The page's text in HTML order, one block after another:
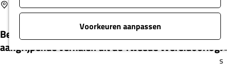
Voorkeuren aanpassen
m
p
a
s
Heemskerk Voeg toe als favoriet
Bezoek het luchtoorlogsmuseum met objecten en
aangrijpende verhalen uit de Tweede Wereldoorlog.